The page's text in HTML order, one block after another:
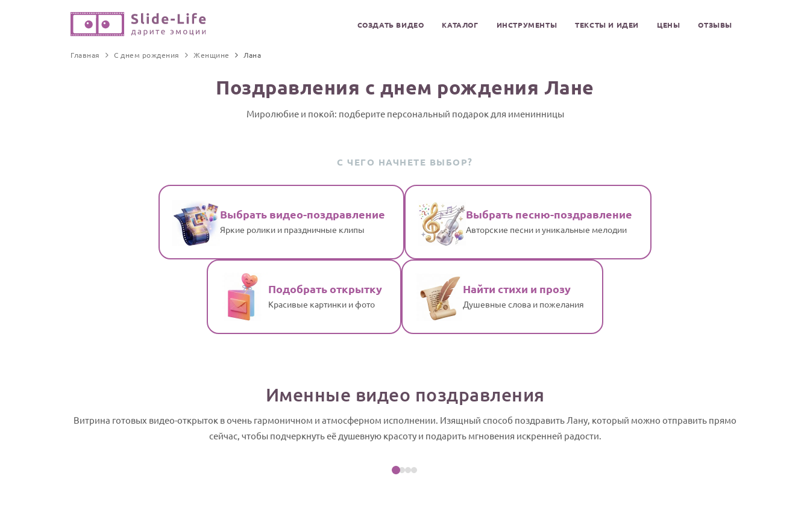
СОЗДАТЬ ВИДЕО КАТАЛОГ ИНСТРУМЕНТЫ ТЕКСТЫ И ИДЕИ ЦЕНЫ ОТЗЫВЫ
Главная С днем рождения Женщине Лана
Поздравления с днем рождения Лане
Миролюбие и покой: подберите персональный подарок для именинницы
С ЧЕГО НАЧНЕТЕ ВЫБОР?
Выбрать видео-поздравление
Яркие ролики и праздничные клипы
Выбрать песню-поздравление
Авторские песни и уникальные мелодии
Подобрать открытку
Красивые картинки и фото
Найти стихи и прозу
Душевные слова и пожелания
Именные видео поздравления
Витрина готовых видео-открыток в очень гармоничном и атмосферном исполнении. Изящный способ поздравить Лану, который можно отправить прямо
сейчас, чтобы подчеркнуть её душевную красоту и подарить мгновения искренней радости.
Посмотреть пример